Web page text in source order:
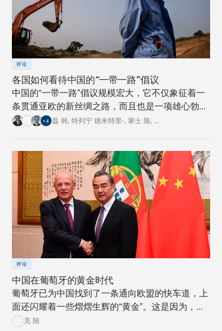
评论
各国如何看待中国的“一带一路”倡议
中国的“一带一路”倡议规模宏大，它不仅象征着一
条贯通亚欧的新丝绸之路，而且也是一项雄心勃勃
的跨国基础设施建设工程。对此，卡内基四个研究
+4 磊 韩, 特列宁 德米特里•, 寒士 陈, …
评论
中国在葡萄牙的黄金时代
葡萄牙已为中国找到了一条通向欧盟的快车道，上
面还闪耀着一些熠熠生辉的“黄金”。这是因为，葡
萄牙目前在中国的欧盟地缘经济战略中占据核心地
克 陆